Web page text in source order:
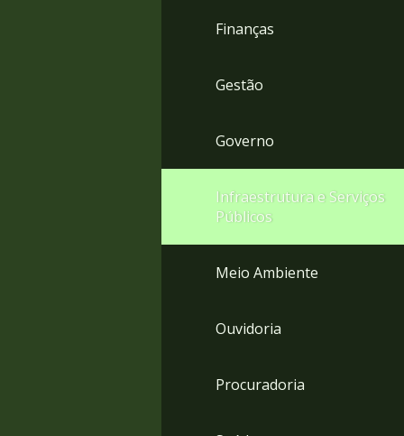
Finanças
Gestão
Governo
Infraestrutura e Serviços
Públicos
Meio Ambiente
Ouvidoria
Procuradoria